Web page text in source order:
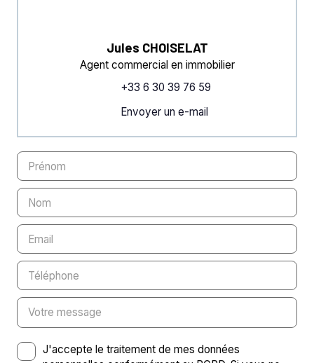
Jules CHOISELAT
Agent commercial en immobilier
+33 6 30 39 76 59
Envoyer un e-mail
Prénom
Nom
Email
Téléphone
Votre message
J'accepte le traitement de mes données